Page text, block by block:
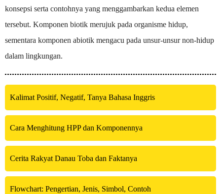
konsepsi serta contohnya yang menggambarkan kedua elemen
tersebut. Komponen biotik merujuk pada organisme hidup,
sementara komponen abiotik mengacu pada unsur-unsur non-hidup
dalam lingkungan.
Kalimat Positif, Negatif, Tanya Bahasa Inggris
Cara Menghitung HPP dan Komponennya
Cerita Rakyat Danau Toba dan Faktanya
Flowchart: Pengertian, Jenis, Simbol, Contoh